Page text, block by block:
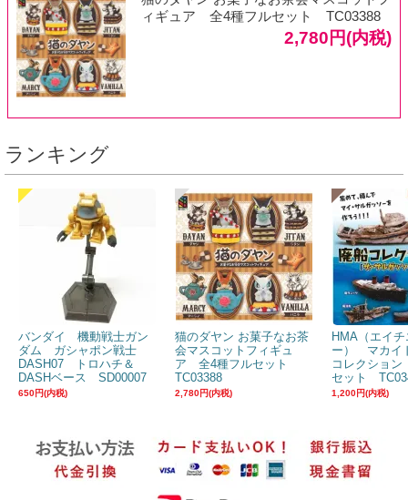
ィギュア 全4種フルセット TC03388
2,780円(内税)
ランキング
バンダイ 機動戦士ガン
ダム ガシャポン戦士
DASH07 トロハチ＆
DASHベース SD00007
650円(内税)
猫のダヤン お菓子なお茶
会マスコットフィギュ
ア 全4種フルセット
TC03388
2,780円(内税)
HMA（エイ
ー） マカイ
コレクショ
セット
1,200円(内税)